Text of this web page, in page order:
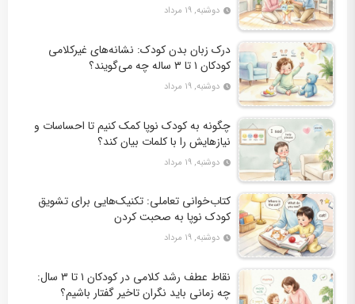
دوشنبه, ۱۹ مرداد
درک زبان بدن کودک: نشانه‌های غیرکلامی
کودکان ۱ تا ۳ ساله چه می‌گویند؟
دوشنبه, ۱۹ مرداد
چگونه به کودک نوپا کمک کنیم تا احساسات و
نیازهایش را با کلمات بیان کند؟
دوشنبه, ۱۹ مرداد
کتاب‌خوانی تعاملی: تکنیک‌هایی برای تشویق
کودک نوپا به صحبت کردن
دوشنبه, ۱۹ مرداد
نقاط عطف رشد کلامی در کودکان ۱ تا ۳ سال:
چه زمانی باید نگران تاخیر گفتار باشیم؟